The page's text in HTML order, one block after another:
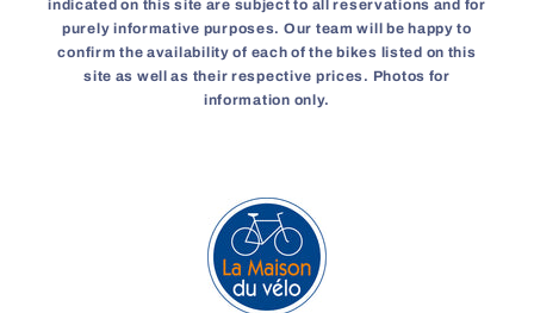
indicated on this site are subject to all reservations and for
purely informative purposes. Our team will be happy to
confirm the availability of each of the bikes listed on this
site as well as their respective prices. Photos for
information only.